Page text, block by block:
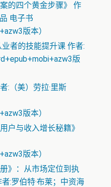
的四个黄金步骤》 作
电子书
版本）
者的技能提升课 作者:
版
:（美）劳拉·里斯
版本）
户与收入增长秘籍》
版本）
》：从市场定位到执
:罗伯特·布莱；中资海